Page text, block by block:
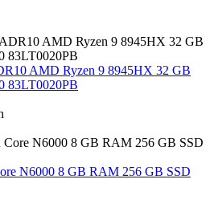
AMD Ryzen 9 8945HX 32 GB
83LT0020PB
N6000 8 GB RAM 256 GB SSD